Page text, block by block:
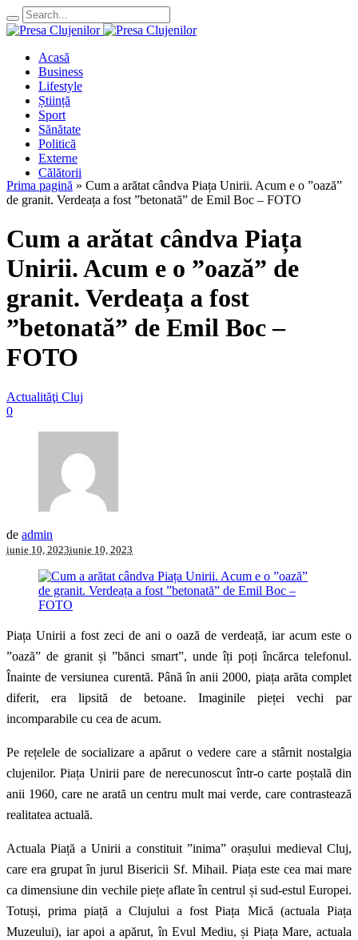
Acasă
Business
Lifestyle
Știință
Sport
Sănătate
Politică
Externe
Călătorii
Prima pagină » Cum a arătat cândva Piața Unirii. Acum e o ”oază”
de granit. Verdeața a fost ”betonată” de Emil Boc – FOTO
Cum a arătat cândva Piața
Unirii. Acum e o ”oază” de
granit. Verdeața a fost
”betonată” de Emil Boc –
FOTO
Actualităţi Cluj
0
de admin
iunie 10, 2023iunie 10, 2023
Piața Unirii a fost zeci de ani o oază de verdeață, iar acum este o
”oază” de granit și ”bănci smart”, unde îți poți încărca telefonul.
Înainte de versiunea curentă. Până în anii 2000, piața arăta complet
diferit, era lipsită de betoane. Imaginile pieței vechi par
incomparabile cu cea de acum.
Pe rețelele de socializare a apărut o vedere care a stârnit nostalgia
clujenilor. Piața Unirii pare de nerecunoscut într-o carte poștală din
anii 1960, care ne arată un centru mult mai verde, care contrastează
realitatea actuală.
Actuala Piață a Unirii a constituit ”inima” orașului medieval Cluj,
care era grupat în jurul Bisericii Sf. Mihail. Piața este cea mai mare
ca dimensiune din vechile piețe aflate în centrul și sud-estul Europei.
Totuși, prima piață a Clujului a fost Piața Mică (actuala Piața
Muzeului), iar apoi a apărut, în Evul Mediu, și Piața Mare, actuala